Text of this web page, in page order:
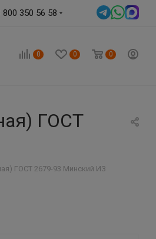
800 350 56 58
0 0 0
ГОСТ
ГОСТ 2679-93 Минский ИЗ